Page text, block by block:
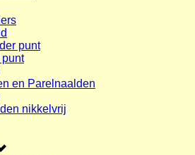
punt
punt
en Parelnaalden
nikkelvrij